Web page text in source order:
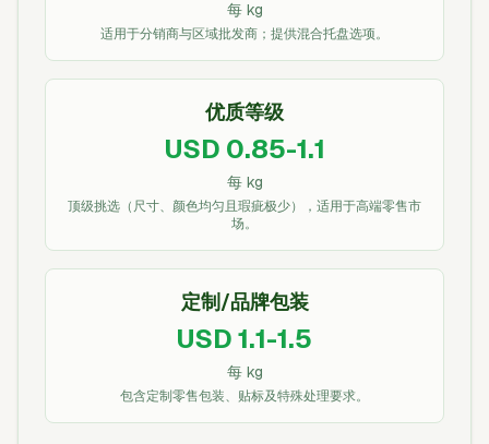
每 kg
适用于分销商与区域批发商；提供混合托盘选项。
优质等级
USD 0.85-1.1
每 kg
顶级挑选（尺寸、颜色均匀且瑕疵极少），适用于高端零售市
场。
定制/品牌包装
USD 1.1-1.5
每 kg
包含定制零售包装、贴标及特殊处理要求。